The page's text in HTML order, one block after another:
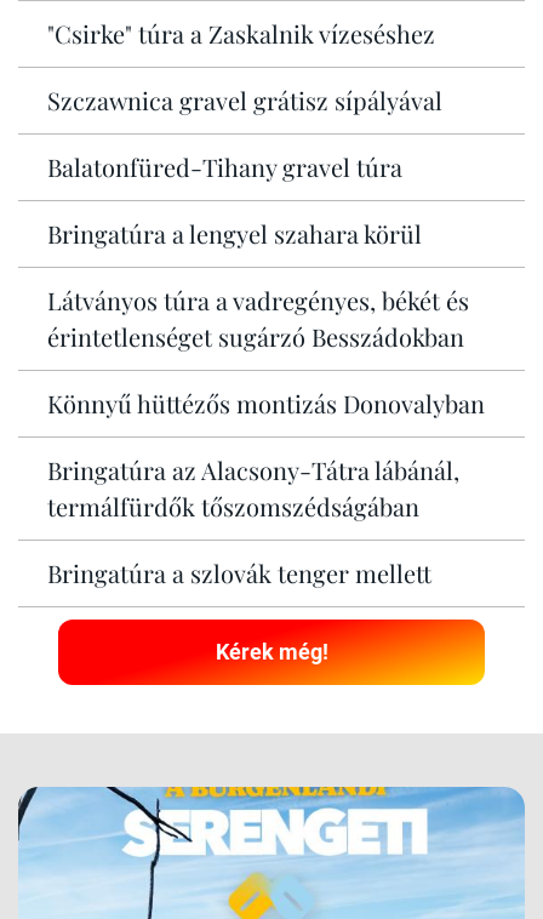
"Csirke" túra a Zaskalnik vízeséshez
Szczawnica gravel grátisz sípályával
Balatonfüred-Tihany gravel túra
Bringatúra a lengyel szahara körül
Látványos túra a vadregényes, békét és
érintetlenséget sugárzó Besszádokban
Könnyű hüttézős montizás Donovalyban
Bringatúra az Alacsony-Tátra lábánál,
termálfürdők tőszomszédságában
Bringatúra a szlovák tenger mellett
Kérek még!